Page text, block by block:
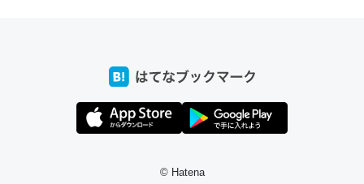
─たまにLINEするくらいだった遠方の父67歳と僕。ITツール導入で
© Hatena